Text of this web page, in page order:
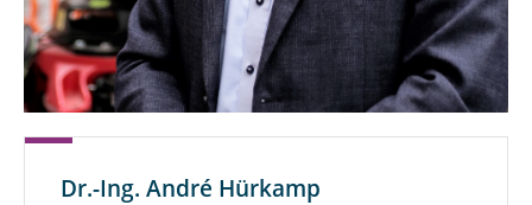
Dr.-Ing. André Hürkamp